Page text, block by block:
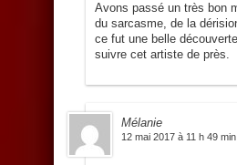
Avons passé un très bon
du sarcasme, de la
ce fut une belle
suivre cet artiste de près.
Mélanie
12 mai 2017 à 11 h 49 min